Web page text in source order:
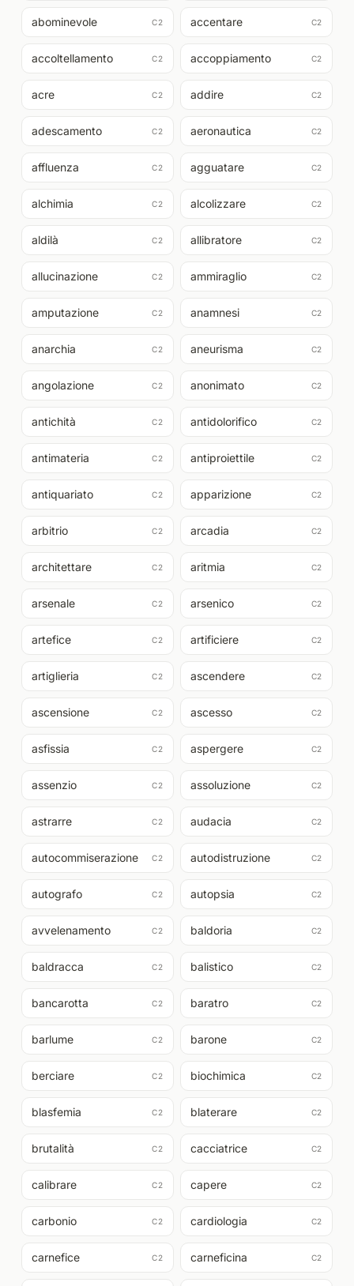
abominevole C2 accentare C2
accoltellamento C2 accoppiamento C2
acre C2 addire C2
adescamento C2 aeronautica C2
affluenza C2 agguatare C2
alchimia C2 alcolizzare C2
aldilà C2 allibratore C2
allucinazione C2 ammiraglio C2
amputazione C2 anamnesi C2
anarchia C2 aneurisma C2
angolazione C2 anonimato C2
antichità C2 antidolorifico C2
antimateria C2 antiproiettile C2
antiquariato C2 apparizione C2
arbitrio C2 arcadia C2
architettare C2 aritmia C2
arsenale C2 arsenico C2
artefice C2 artificiere C2
artiglieria C2 ascendere C2
ascensione C2 ascesso C2
asfissia C2 aspergere C2
assenzio C2 assoluzione C2
astrarre C2 audacia C2
autocommiserazione C2 autodistruzione C2
autografo C2 autopsia C2
avvelenamento C2 baldoria C2
baldracca C2 balistico C2
bancarotta C2 baratro C2
barlume C2 barone C2
berciare C2 biochimica C2
blasfemia C2 blaterare C2
brutalità C2 cacciatrice C2
calibrare C2 capere C2
carbonio C2 cardiologia C2
carnefice C2 carneficina C2